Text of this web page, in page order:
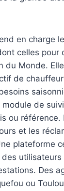
en charge
celles pour
du Monde.
de
de
ou référence.
et les
plateforme
utilisateurs
Des
ou